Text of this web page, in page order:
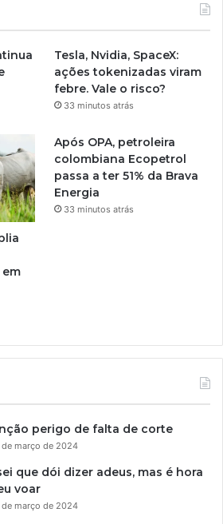
Tesla, Nvidia, SpaceX:
ações tokenizadas viram
febre. Vale o risco?
33 minutos atrás
Após OPA, petroleira
colombiana Ecopetrol
passa a ter 51% da Brava
Energia
33 minutos atrás
perigo de falta de corte
de março de 2024
que dói dizer adeus, mas é hora
voar
de março de 2024